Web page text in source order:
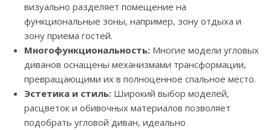
визуально разделяет помещение на
функциональные зоны, например, зону отдыха и
зону приема гостей.
Многофункциональность: Многие модели угловых
диванов оснащены механизмами трансформации,
превращающими их в полноценное спальное место.
Эстетика и стиль: Широкий выбор моделей,
расцветок и обивочных материалов позволяет
подобрать угловой диван, идеально